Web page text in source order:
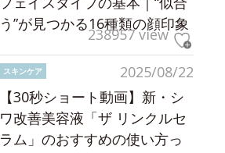
う”が見つかる16種類の顔印象
238957 view
2025/08/22
スキンケア
【30秒ショート動画】新・シ
ワ改善美容液「ザ リンクルセ
ラム」のおすすめの使い方っ